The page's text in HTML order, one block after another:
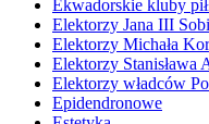
Ekwadorskie kluby
Elektorzy Jana III
Elektorzy Michała
Elektorzy Stanisława
Elektorzy władców
Epidendronowe